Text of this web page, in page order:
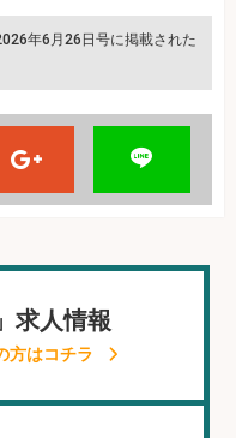
年6月26日号に掲載された
求人情報
方はコチラ